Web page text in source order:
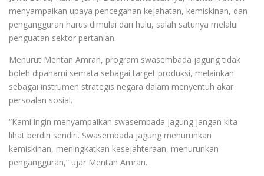
menyampaikan upaya pencegahan kejahatan, kemiskinan, dan
pengangguran harus dimulai dari hulu, salah satunya melalui
penguatan sektor pertanian.
Menurut Mentan Amran, program swasembada jagung tidak
boleh dipahami semata sebagai target produksi, melainkan
sebagai instrumen strategis negara dalam menyentuh akar
persoalan sosial.
“Kami ingin menyampaikan swasembada jagung jangan kita
lihat berdiri sendiri. Swasembada jagung menurunkan
kemiskinan, meningkatkan kesejahteraan, menurunkan
pengangguran,” ujar Mentan Amran.